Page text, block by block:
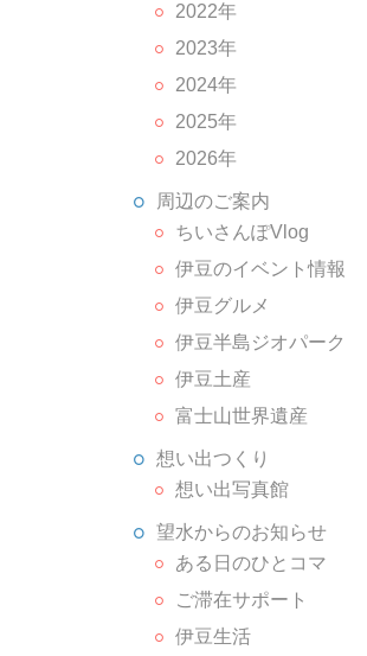
2022年
2023年
2024年
2025年
2026年
周辺のご案内
ちいさんぽVlog
伊豆のイベント情報
伊豆グルメ
伊豆半島ジオパーク
伊豆土産
富士山世界遺産
想い出つくり
想い出写真館
望水からのお知らせ
ある日のひとコマ
ご滞在サポート
伊豆生活